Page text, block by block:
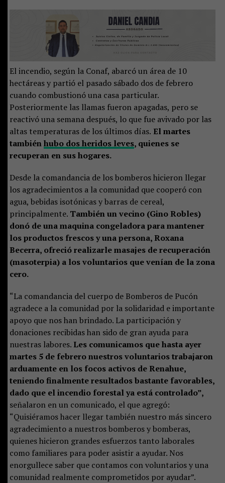
El incendio, según la Conaf, abarcó un área de 10
hectáreas y partió el pasado sábado dos de febrero
cuando combustionó una casa particular.
Posteriormente las llamas fueron apagadas, pero se
reactivó una semana después, lo que fue avivado por las
altas temperaturas de los últimos días. El martes
tambiénhubo dos heridos leves, quienes se
recuperan en sus hogares.
Desde la comandancia de los bomberos hicieron llegar
los agradecimientos a la comunidad que cooperó con
agua, bebidas isotónicas y barras de cereal,
principalmente. También un vecino (Gino Robles)
donó de una maquina congeladora para mantener
los productos frescos y una persona, Roxana
Becerra, ofreció realizarle masajes de recuperación
(masoterpia) a los voluntarios que venían de la zona
cero.
“La comandancia del cuerpo de Bomberos de Pucón
agradece a la comunidad por la solidaridad e importante
apoyo que nos han brindado. La participación y
donaciones recibidas han sido de gran ayuda para
nuestras labores. Les comunicamos que hasta ayer
martes 5 de febrero nuestros voluntarios trabajaron
arduamente en los focos activos de Renahue,
teniendo finalmente resultados bastante favorables,
dado que el incendio forestal ya está controlado”,
señalaron en un comunicado, el que agregó:
“Quisiéramos hacer llegar también nuestro más sincero
agradecimiento a nuestros bomberos y bomberas,
quienes hicieron grandes esfuerzos tanto laborales
como familiares para poder asistir a ayudar. Nos
enorgullece saber que contamos con voluntarios y una
comunidad realmente comprometidos por ayudar”.